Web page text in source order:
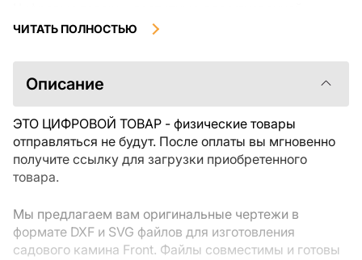
загрузки, не подлежат возврату или обмену после их
ознакомиться с описанием товара и задать все
интересующие Вас вопросы перед покупкой. Если у
свяжитесь с продавцом напрямую.
ЧИТАТЬ ПОЛНОСТЬЮ
Описание
ЭТО ЦИФРОВОЙ ТОВАР - физические товары
отправляться не будут. После оплаты вы мгновенно
получите ссылку для загрузки приобретенного
товара.
Мы предлагаем вам оригинальные чертежи в
формате DXF и SVG файлов для изготовления
садового камина Front. Файлы совместимы и готовы